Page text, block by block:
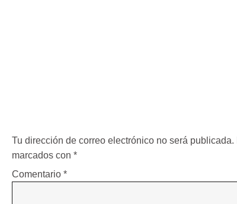
Tu dirección de correo electrónico no será publicada.
marcados con *
Comentario *